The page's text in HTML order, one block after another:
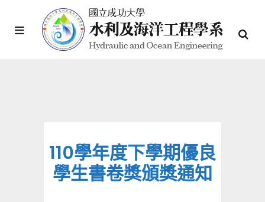
110學年度下學期優良
學生書卷獎頒獎通知